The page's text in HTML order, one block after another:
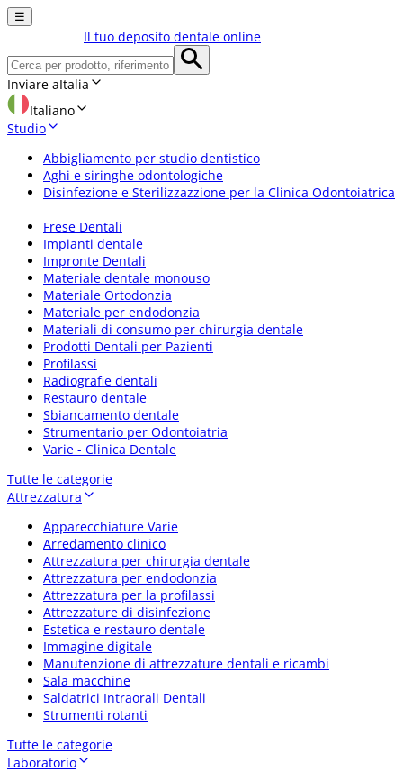
☰
Il tuo deposito dentale online
Inviare aItalia
Italiano
Studio
Abbigliamento per studio dentistico
Aghi e siringhe odontologiche
Disinfezione e Sterilizzazzione per la Clinica Odontoiatrica
Frese Dentali
Impianti dentale
Impronte Dentali
Materiale dentale monouso
Materiale Ortodonzia
Materiale per endodonzia
Materiali di consumo per chirurgia dentale
Prodotti Dentali per Pazienti
Profilassi
Radiografie dentali
Restauro dentale
Sbiancamento dentale
Strumentario per Odontoiatria
Varie - Clinica Dentale
Tutte le categorie
Attrezzatura
Apparecchiature Varie
Arredamento clinico
Attrezzatura per chirurgia dentale
Attrezzatura per endodonzia
Attrezzatura per la profilassi
Attrezzature di disinfezione
Estetica e restauro dentale
Immagine digitale
Manutenzione di attrezzature dentali e ricambi
Sala macchine
Saldatrici Intraorali Dentali
Strumenti rotanti
Tutte le categorie
Laboratorio